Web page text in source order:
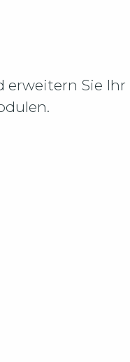
erweitern Sie Ihr